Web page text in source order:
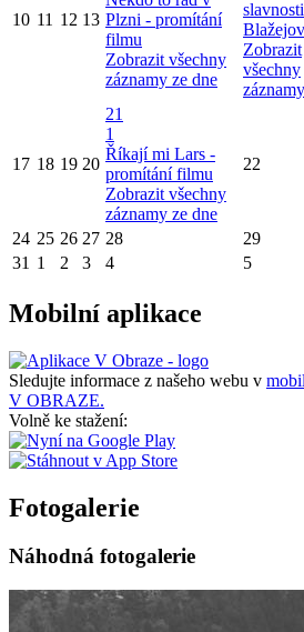
10 11 12 13 Plzni - promítání
filmu
Zobrazit všechny
záznamy ze dne
slavnosti
Zobrazit
všechny
17 18 19 20
21
1
Říkají mi Lars -
promítání filmu
Zobrazit všechny
záznamy ze dne
22
24 25 26 27 28 29
31 1 2 3 4 5
Mobilní aplikace
Sledujte informace z našeho webu v
V OBRAZE.
Volně ke stažení:
Fotogalerie
Náhodná fotogalerie